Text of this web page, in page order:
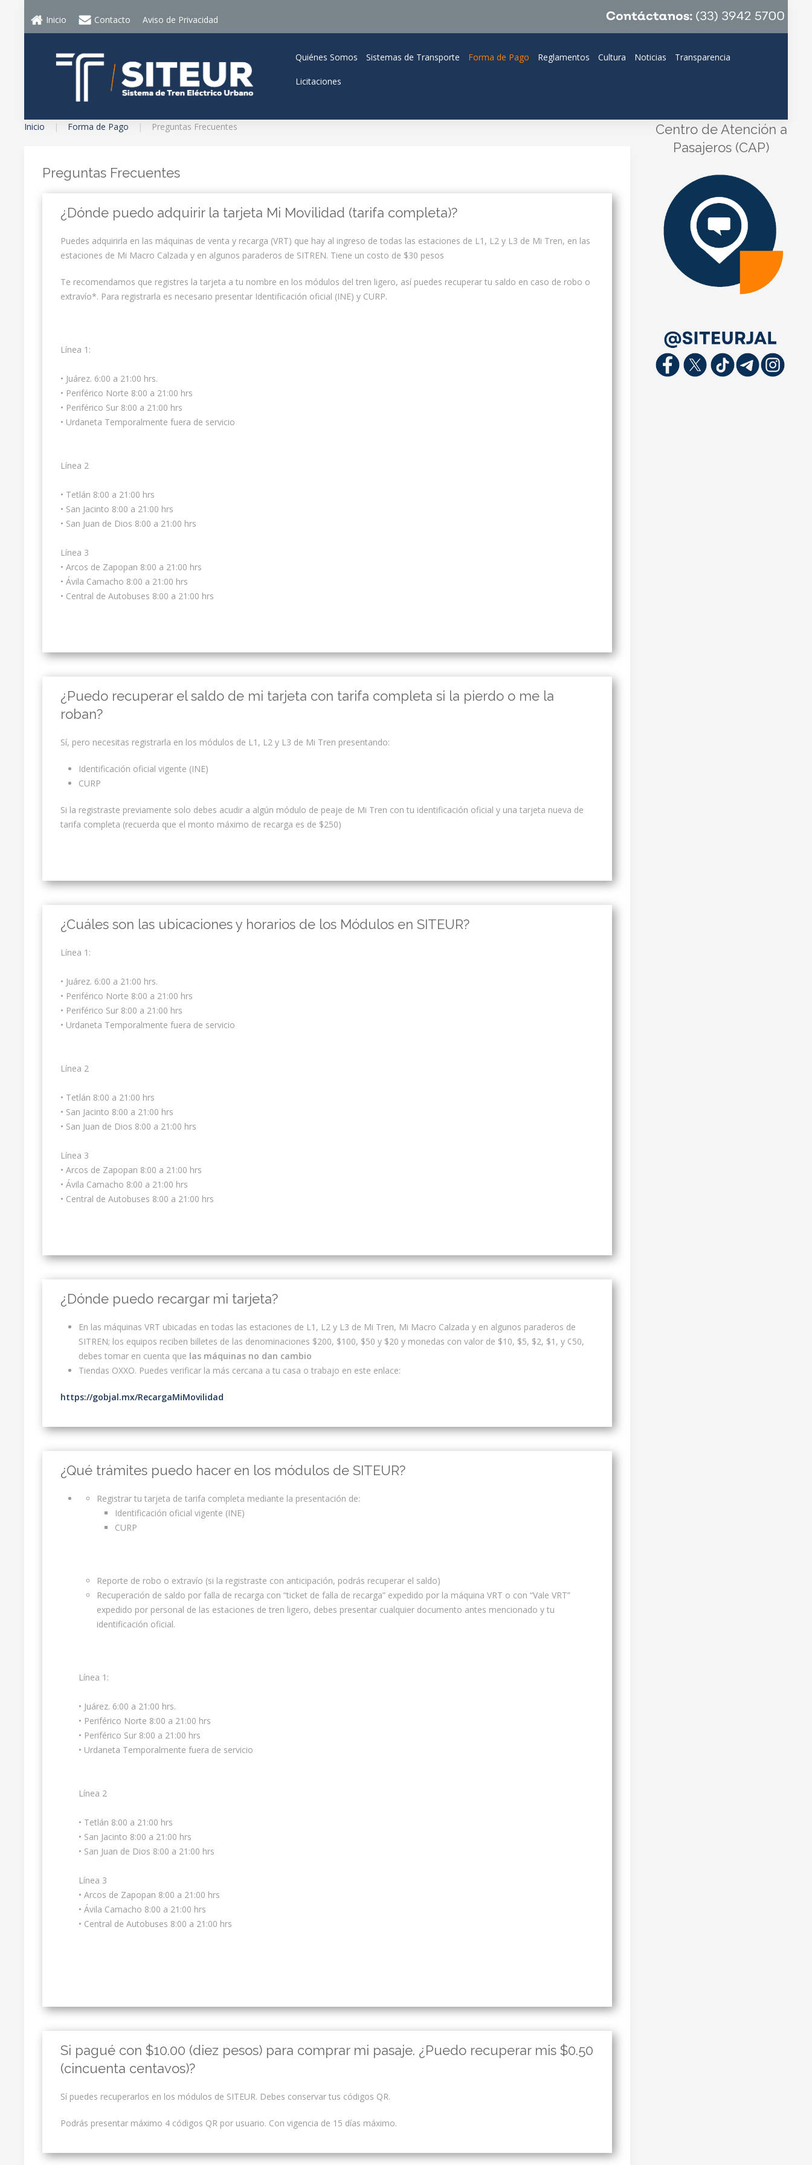
Inicio Contacto Aviso de Privacidad
Quiénes Somos Sistemas de Transporte Forma de Pago Reglamentos Cultura Noticias Transparencia
Licitaciones
Inicio Forma de Pago Preguntas Frecuentes
Preguntas Frecuentes
¿Dónde puedo adquirir la tarjeta Mi Movilidad (tarifa completa)?
Puedes adquirirla en las máquinas de venta y recarga (VRT) que hay al ingreso de todas las estaciones de L1, L2 y L3 de Mi Tren, en las
estaciones de Mi Macro Calzada y en algunos paraderos de SITREN. Tiene un costo de $30 pesos
Te recomendamos que registres la tarjeta a tu nombre en los módulos del tren ligero, así puedes recuperar tu saldo en caso de robo o
extravío*. Para registrarla es necesario presentar Identificación oficial (INE) y CURP.
Línea 1:
• Juárez. 6:00 a 21:00 hrs.
• Periférico Norte 8:00 a 21:00 hrs
• Periférico Sur 8:00 a 21:00 hrs
• Urdaneta Temporalmente fuera de servicio
Línea 2
• Tetlán 8:00 a 21:00 hrs
• San Jacinto 8:00 a 21:00 hrs
• San Juan de Dios 8:00 a 21:00 hrs
Línea 3
• Arcos de Zapopan 8:00 a 21:00 hrs
• Ávila Camacho 8:00 a 21:00 hrs
• Central de Autobuses 8:00 a 21:00 hrs
¿Puedo recuperar el saldo de mi tarjeta con tarifa completa si la pierdo o me la
roban?
Sí, pero necesitas registrarla en los módulos de L1, L2 y L3 de Mi Tren presentando:
Identificación oficial vigente (INE)
CURP
Si la registraste previamente solo debes acudir a algún módulo de peaje de Mi Tren con tu identificación oficial y una tarjeta nueva de
tarifa completa (recuerda que el monto máximo de recarga es de $250)
¿Cuáles son las ubicaciones y horarios de los Módulos en SITEUR?
Línea 1:
• Juárez. 6:00 a 21:00 hrs.
• Periférico Norte 8:00 a 21:00 hrs
• Periférico Sur 8:00 a 21:00 hrs
• Urdaneta Temporalmente fuera de servicio
Línea 2
• Tetlán 8:00 a 21:00 hrs
• San Jacinto 8:00 a 21:00 hrs
• San Juan de Dios 8:00 a 21:00 hrs
Línea 3
• Arcos de Zapopan 8:00 a 21:00 hrs
• Ávila Camacho 8:00 a 21:00 hrs
• Central de Autobuses 8:00 a 21:00 hrs
¿Dónde puedo recargar mi tarjeta?
En las máquinas VRT ubicadas en todas las estaciones de L1, L2 y L3 de Mi Tren, Mi Macro Calzada y en algunos paraderos de
SITREN; los equipos reciben billetes de las denominaciones $200, $100, $50 y $20 y monedas con valor de $10, $5, $2, $1, y ¢50,
debes tomar en cuenta que las máquinas no dan cambio
Tiendas OXXO. Puedes verificar la más cercana a tu casa o trabajo en este enlace:
https://gobjal.mx/RecargaMiMovilidad
¿Qué trámites puedo hacer en los módulos de SITEUR?
Registrar tu tarjeta de tarifa completa mediante la presentación de:
Identificación oficial vigente (INE)
CURP
Reporte de robo o extravío (si la registraste con anticipación, podrás recuperar el saldo)
Recuperación de saldo por falla de recarga con “ticket de falla de recarga” expedido por la máquina VRT o con “Vale VRT”
expedido por personal de las estaciones de tren ligero, debes presentar cualquier documento antes mencionado y tu
identificación oficial.
Línea 1:
• Juárez. 6:00 a 21:00 hrs.
• Periférico Norte 8:00 a 21:00 hrs
• Periférico Sur 8:00 a 21:00 hrs
• Urdaneta Temporalmente fuera de servicio
Línea 2
• Tetlán 8:00 a 21:00 hrs
• San Jacinto 8:00 a 21:00 hrs
• San Juan de Dios 8:00 a 21:00 hrs
Línea 3
• Arcos de Zapopan 8:00 a 21:00 hrs
• Ávila Camacho 8:00 a 21:00 hrs
• Central de Autobuses 8:00 a 21:00 hrs
Si pagué con $10.00 (diez pesos) para comprar mi pasaje. ¿Puedo recuperar mis $0.50
(cincuenta centavos)?
Sí puedes recuperarlos en los módulos de SITEUR. Debes conservar tus códigos QR.
Podrás presentar máximo 4 códigos QR por usuario. Con vigencia de 15 días máximo.
Centro de Atención a
Pasajeros (CAP)